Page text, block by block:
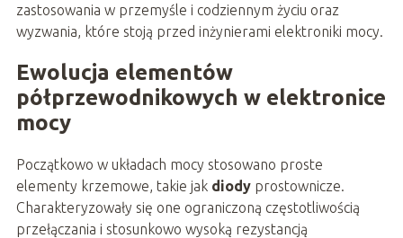
zastosowania w przemyśle i codziennym życiu oraz
wyzwania, które stoją przed inżynierami elektroniki mocy.
Ewolucja elementów
półprzewodnikowych w elektronice
mocy
Początkowo w układach mocy stosowano proste
elementy krzemowe, takie jak diodyprostownicze.
Charakteryzowały się one ograniczoną częstotliwością
przełączania i stosunkowo wysoką rezystancją